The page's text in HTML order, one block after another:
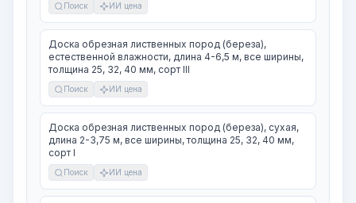
Поиск ИИ цена
Доска обрезная лиственных пород (береза),
естественной влажности, длина 4-6,5 м, все ширины,
толщина 25, 32, 40 мм, сорт III
Поиск ИИ цена
Доска обрезная лиственных пород (береза), сухая,
длина 2-3,75 м, все ширины, толщина 25, 32, 40 мм,
сорт I
Поиск ИИ цена